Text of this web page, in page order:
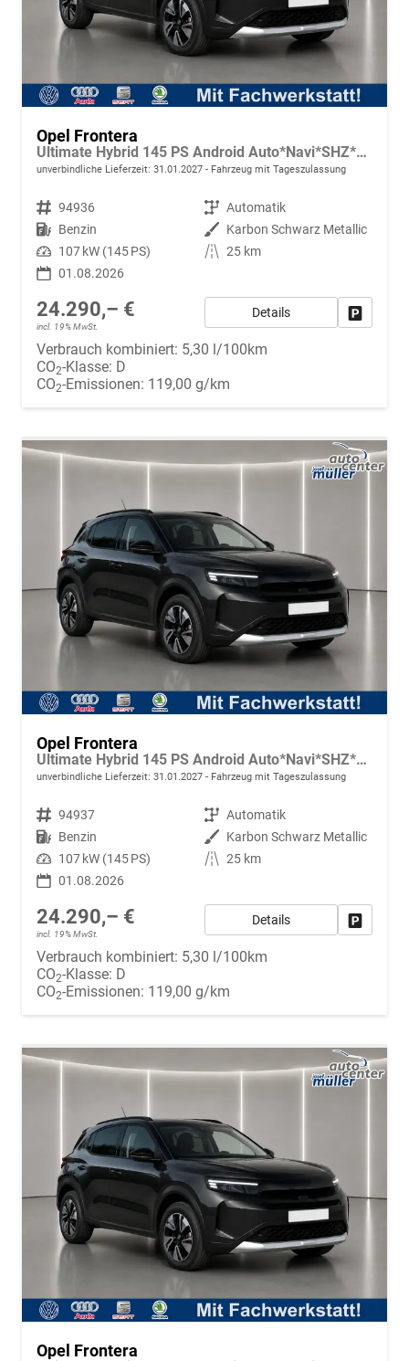
Opel Frontera
Ultimate Hybrid 145 PS Android Auto*Navi*SHZ*Tech Paket GS*Kamera*Klimaauto
unverbindliche Lieferzeit: 31.01.2027 Fahrzeug mit Tageszulassung
Fahrzeugnr. 94936 Getriebe Automatik
Kraftstoff Benzin Außenfarbe Karbon Schwarz Metallic
Leistung 107 kW (145 PS) Kilometerstand 25 km
01.08.2026
24.290,– €
incl. 19% MwSt.
Details
Verbrauch kombiniert: 5,30 l/100km
CO2-Klasse: D
CO2-Emissionen: 119,00 g/km
Opel Frontera
Ultimate Hybrid 145 PS Android Auto*Navi*SHZ*Tech Paket GS*Kamera*Klimaauto
unverbindliche Lieferzeit: 31.01.2027 Fahrzeug mit Tageszulassung
Fahrzeugnr. 94937 Getriebe Automatik
Kraftstoff Benzin Außenfarbe Karbon Schwarz Metallic
Leistung 107 kW (145 PS) Kilometerstand 25 km
01.08.2026
24.290,– €
incl. 19% MwSt.
Details
Verbrauch kombiniert: 5,30 l/100km
CO2-Klasse: D
CO2-Emissionen: 119,00 g/km
Opel Frontera